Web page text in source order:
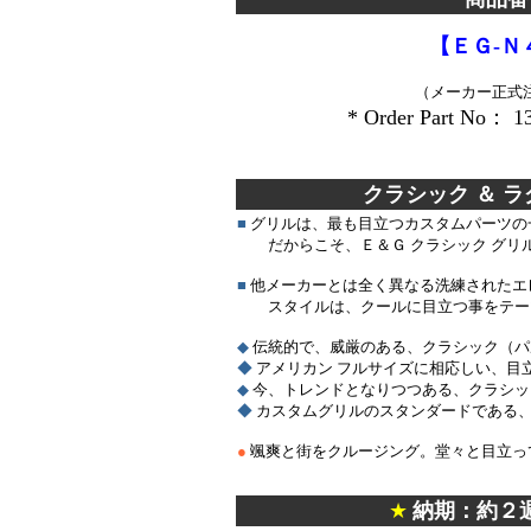
【ＥＧ-Ｎ
（メーカー正式
* Order Part No：
クラシック ＆ ラ
■ グリルは、最も目立つカスタムパーツ
だからこそ、Ｅ＆Ｇ クラシック グリ
■ 他メーカーとは全く異なる洗練された
スタイルは、クールに目立つ事をテー
◆ 伝統的で、威厳のある、クラシック（
◆ アメリカン フルサイズに相応しい、目
◆ 今、トレンドとなりつつある、クラシ
◆ カスタムグリルのスタンダードである
● 颯爽と街をクルージング。堂々と目立
★ 納期：約２